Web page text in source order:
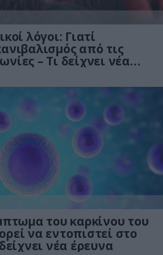
λόγοι: Γιατί
από τις
– Τι δείχνει νέα
του καρκίνου του
να εντοπιστεί στο
νέα έρευνα